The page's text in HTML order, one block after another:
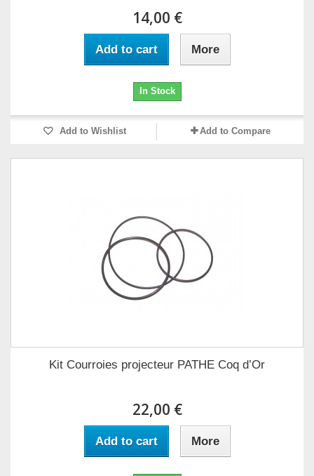
14,00 €
Add to cart More
In Stock
Add to Wishlist Add to Compare
Kit Courroies projecteur PATHE Coq d’Or
22,00 €
Add to cart More